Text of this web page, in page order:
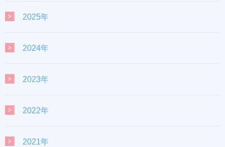
2025年
2024年
2023年
2022年
2021年